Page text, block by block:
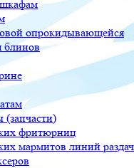
опрокидывающейся
блинов
(запчасти)
фритюрниц
мармитов линий